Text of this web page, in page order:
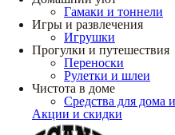
Гамаки и тоннели
Игры и развлечения
Игрушки
Прогулки и путешествия
Переноски
Рулетки и шлеи
Чистота в доме
Средства для дома
Акции и скидки